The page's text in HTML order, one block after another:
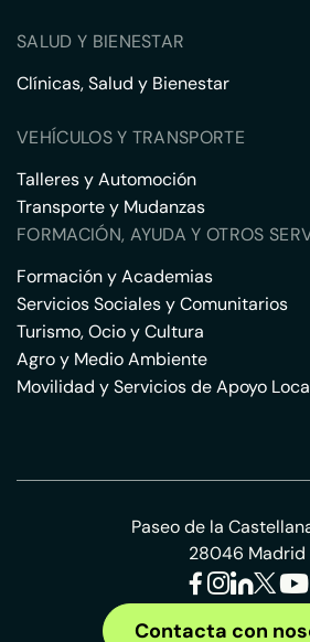
SALUD Y BIENESTAR
Clínicas, Salud y Bienestar
VEHÍCULOS Y TRANSPORTE
Talleres y Automoción
Transporte y Mudanzas
FORMACIÓN, AYUDA Y OTROS
Formación y Academias
Servicios Sociales y Comunitarios
Turismo, Ocio y Cultura
Agro y Medio Ambiente
Movilidad y Servicios de Apoyo
Paseo de la
28046 Madrid
Contacta con